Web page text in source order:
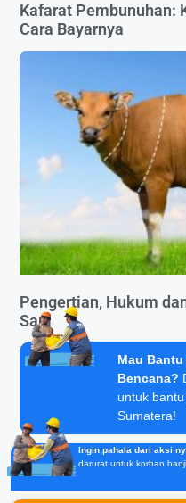
Kafarat Pembunuhan:
Cara Bayarnya
Pengertian, Hukum
Sapi
Mau Bantu
Bencana?
untuk
Sumatera!
Ingin pahala dari aksi
darurat untuk korban